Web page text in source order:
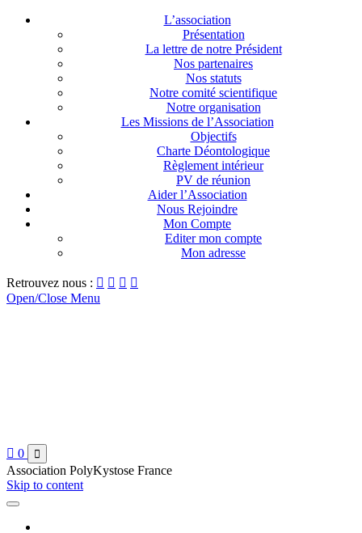
L’association
Présentation
La lettre de notre Président
Nos partenaires
Nos statuts
Notre comité scientifique
Notre organisation
Les Missions de l’Association
Objectifs
Charte Déontologique
Règlement intérieur
PV de réunion
Aider l’Association
Nous Rejoindre
Mon Compte
Editer mon compte
Mon adresse
Retrouvez nous :    
Open/Close Menu
 0 
Association PolyKystose France
Skip to content